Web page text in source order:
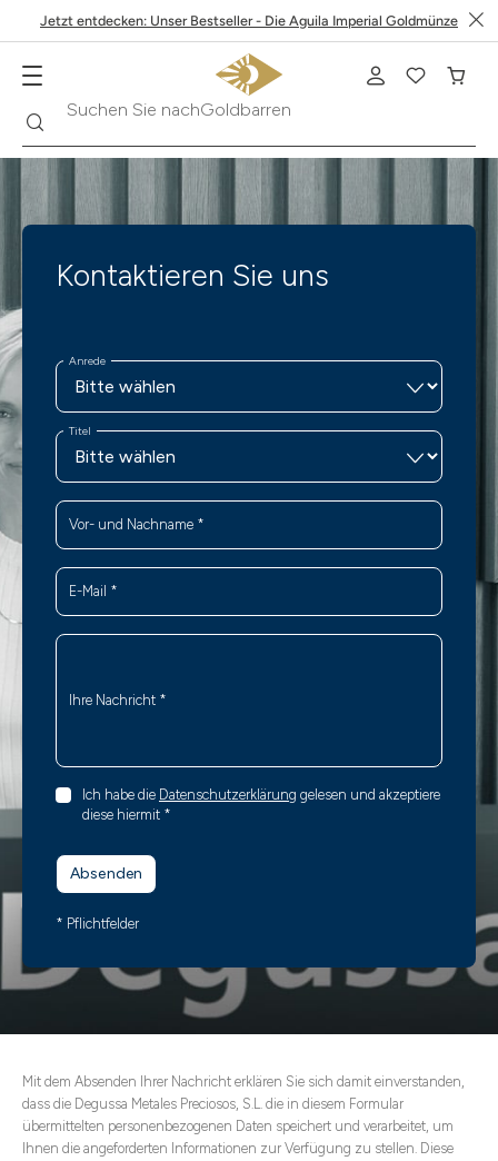
Jetzt entdecken: Unser Bestseller - Die Aguila Imperial Goldmünze
Suchen Sie nachGoldbarren
Kontaktieren Sie uns
Anrede
Titel
Vor- und Nachname *
E-Mail *
Ihre Nachricht *
Ich habe die Datenschutzerklärung gelesen und akzeptiere
diese hiermit *
Absenden
* Pflichtfelder
Mit dem Absenden Ihrer Nachricht erklären Sie sich damit einverstanden,
dass die Degussa Metales Preciosos, S.L. die in diesem Formular
übermittelten personenbezogenen Daten speichert und verarbeitet, um
Ihnen die angeforderten Informationen zur Verfügung zu stellen. Diese